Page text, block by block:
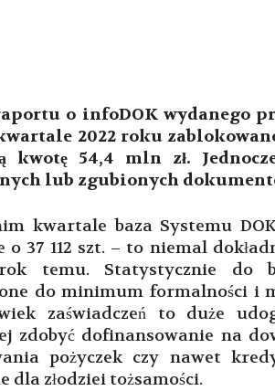
o infoDOK wydanego
2022 roku
kwotę 54,4 mln zł.
lub zgubionych
kwartale baza Systemu
o 37 112 szt. – to niemal
temu. Statystycznie do
do minimum formalności i
zaświadczeń to duże
zdobyć dofinansowanie na
pożyczek czy nawet
dla złodziei tożsamości.